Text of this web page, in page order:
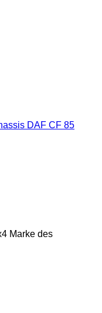
DAF CF 85
Marke des